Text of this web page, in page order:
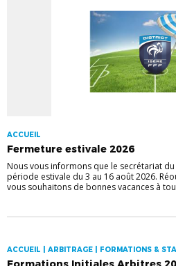
ACCUEIL
Fermeture estivale 2026
Nous vous informons que le secrétariat
période estivale du 3 au 16 août 2026.
vous souhaitons de bonnes vacances à
ACCUEIL | ARBITRAGE | FORMATIONS &